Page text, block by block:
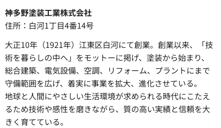
神多野塗装工業株式会社
住所：白河1丁目4番14号
大正10年（1921年）江東区白河にて創業。創業以来、「技
術を暮らしの中へ」をモットーに掲げ、塗装から始まり、
総合建築、電気設備、空調、リフォーム、プラントにまで
守備範囲を広げ、着実に事業を拡大、進化させている。
地球と人間にやさしい生活環境が求められる時代にこたえ
るため技術や感性を磨きながら、質の高い実績と信頼を大
きく育てている。